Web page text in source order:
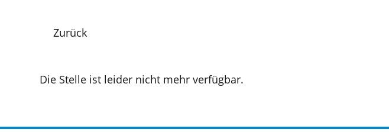
Zurück
Die Stelle ist leider nicht mehr verfügbar.